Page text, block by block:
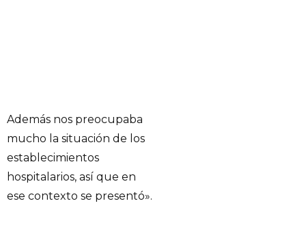
Además nos preocupaba
mucho la situación de los
establecimientos
hospitalarios, así que en
ese contexto se presentó».